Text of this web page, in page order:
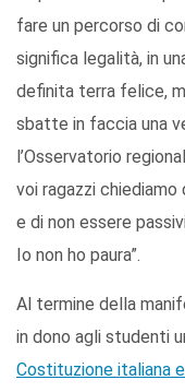
fare un percorso di
significa legalità, in
definita terra felice,
sbatte in faccia una
l’Osservatorio
voi ragazzi
e di non essere
Io non ho paura”.
Al termine della
in dono agli studenti
Costituzione italiana